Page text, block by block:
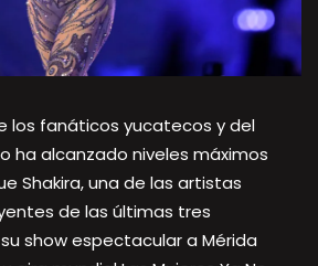
los fanáticos yucatecos y del
ha alcanzado niveles máximos
Shakira, una de las artistas
de las últimas tres
show espectacular a Mérida